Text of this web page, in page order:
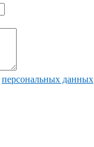
персональных данных